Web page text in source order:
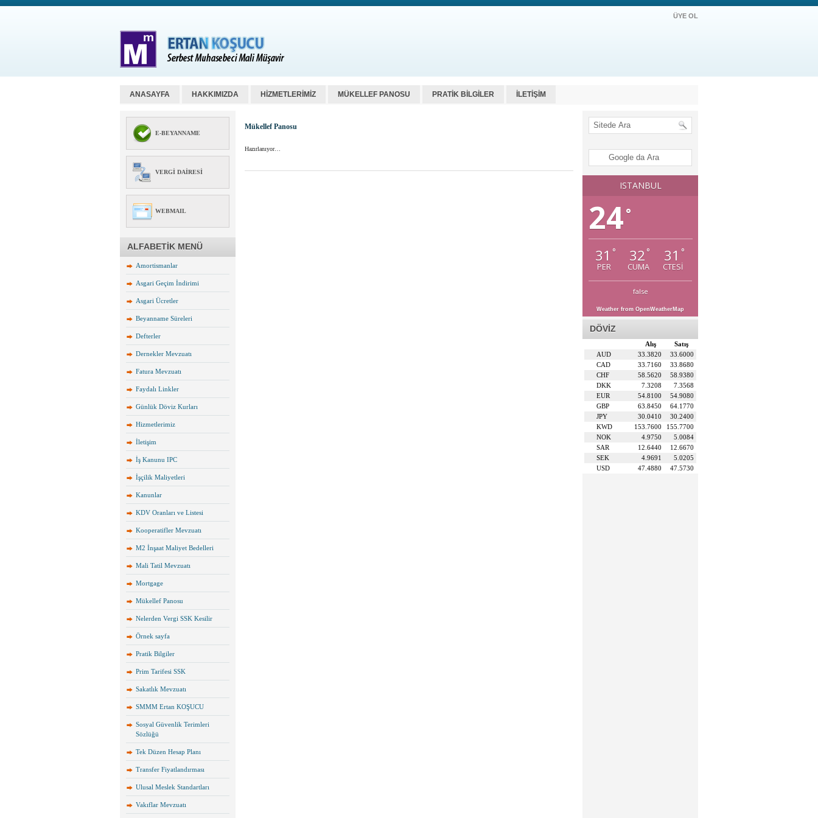
ÜYE OL
ANASAYFA HAKKIMIZDA HİZMETLERİMİZ MÜKELLEF PANOSU PRATİK BİLGİLER İLETİŞİM
E-BEYANNAME
VERGI DAIRESI
WEBMAIL
ALFABETİK MENÜ
Amortismanlar
Asgari Geçim İndirimi
Asgari Ücretler
Beyanname Süreleri
Defterler
Dernekler Mevzuatı
Fatura Mevzuatı
Faydalı Linkler
Günlük Döviz Kurları
Hizmetlerimiz
İletişim
İş Kanunu IPC
İşçilik Maliyetleri
Kanunlar
KDV Oranları ve Listesi
Kooperatifler Mevzuatı
M2 İnşaat Maliyet Bedelleri
Mali Tatil Mevzuatı
Mortgage
Mükellef Panosu
Nelerden Vergi SSK Kesilir
Örnek sayfa
Pratik Bilgiler
Prim Tarifesi SSK
Sakatlık Mevzuatı
SMMM Ertan KOŞUCU
Sosyal Güvenlik Terimleri
Sözlüğü
Tek Düzen Hesap Planı
Transfer Fiyatlandırması
Ulusal Meslek Standartları
Vakıflar Mevzuatı
Mükellef Panosu
Hazırlanıyor…
ISTANBUL
24°
31 °
PER
32 °
CUMA
31 °
CTESI
false
Weather from OpenWeatherMap
DÖVİZ
Satış
Alış
AUD
33.6000
33.3820
CAD
33.8680
33.7160
CHF
58.9380
58.5620
DKK
7.3568
7.3208
EUR
54.9080
54.8100
GBP
64.1770
63.8450
JPY
30.2400
30.0410
KWD
155.7700
153.7600
NOK
5.0084
4.9750
SAR
12.6670
12.6440
SEK
5.0205
4.9691
USD
47.5730
47.4880